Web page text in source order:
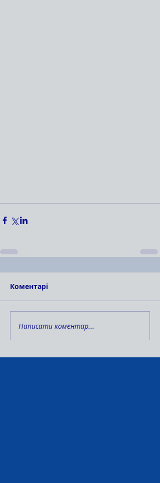
Коментарі
Написати коментар...